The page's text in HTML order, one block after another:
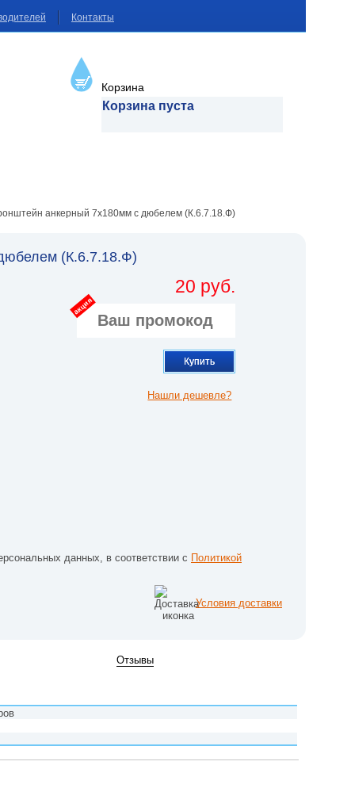
Контакты
Корзина
Корзина пуста
анкерный 7х180мм с дюбелем (К.6.7.18.Ф)
(К.6.7.18.Ф)
20 руб.
акция
Купить
Нашли дешевле?
данных, в соответствии с Политикой
Условия доставки
Отзывы